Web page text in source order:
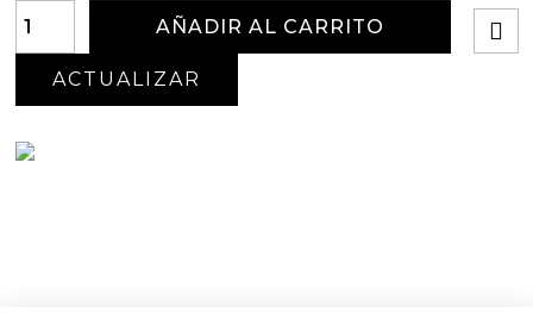
AÑADIR AL CARRITO